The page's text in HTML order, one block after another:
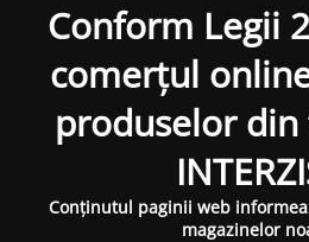
Conform Legii
comerțul
produselor
Conținutul paginii web
magazinelor